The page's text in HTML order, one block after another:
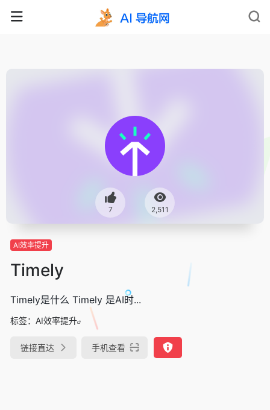
7 2,511
AI效率提升
Timely
Timely是什么 Timely 是AI时...
标签： AI效率提升
链接直达 手机查看